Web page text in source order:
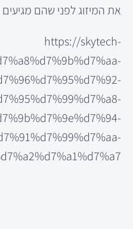
את המיזוג לפני שהם
https://skytech-